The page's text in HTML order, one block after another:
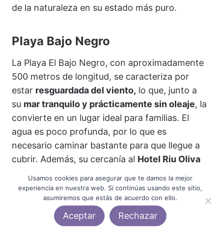
de la naturaleza en su estado más puro.
Playa Bajo Negro
La Playa El Bajo Negro, con aproximadamente
500 metros de longitud, se caracteriza por
estar resguardada del viento, lo que, junto a
su mar tranquilo y prácticamente sin oleaje, la
convierte en un lugar ideal para familias. El
agua es poco profunda, por lo que es
necesario caminar bastante para que llegue a
cubrir. Además, su cercanía al Hotel Riu Oliva
Beach
permite disfrutar de servicios como
zonas deportivas,áreas infantilesy
restaurantes.Eso sí, esta playa es la más
frecuentada, especialmente en los meses de
Usamos cookies para asegurar que te damos la mejor
experiencia en nuestra web. Si continúas usando este sitio,
asumiremos que estás de acuerdo con ello.
Aceptar Rechazar